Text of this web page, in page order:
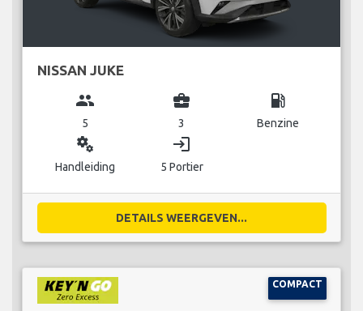
NISSAN JUKE
group
5
business_center
3
local_gas_station
Benzine
miscellaneous_services
Handleiding
login
5 Portier
DETAILS WEERGEVEN...
COMPACT